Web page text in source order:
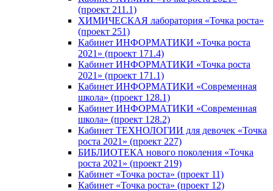
(проект 211.1)
ХИМИЧЕСКАЯ лаборатория «Точка роста»
(проект 251)
Кабинет ИНФОРМАТИКИ «Точка роста
2021» (проект 171.4)
Кабинет ИНФОРМАТИКИ «Точка роста
2021» (проект 171.1)
Кабинет ИНФОРМАТИКИ «Современная
школа» (проект 128.1)
Кабинет ИНФОРМАТИКИ «Современная
школа» (проект 128.2)
Кабинет ТЕХНОЛОГИИ для девочек «Точка
роста 2021» (проект 227)
БИБЛИОТЕКА нового поколения «Точка
роста 2021» (проект 219)
Кабинет «Точка роста» (проект 11)
Кабинет «Точка роста» (проект 12)